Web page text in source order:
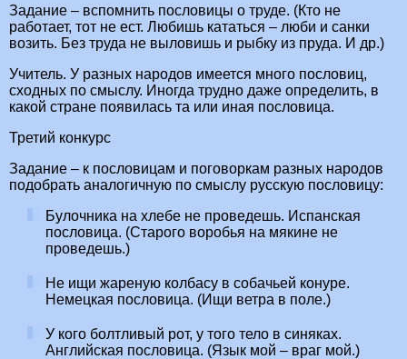
Задание – вспомнить пословицы о труде. (Кто не
работает, тот не ест. Любишь кататься – люби и санки
возить. Без труда не выловишь и рыбку из пруда. И др.)
Учитель. У разных народов имеется много пословиц,
сходных по смыслу. Иногда трудно даже определить, в
какой стране появилась та или иная пословица.
Третий конкурс
Задание – к пословицам и поговоркам разных народов
подобрать аналогичную по смыслу русскую пословицу:
Булочника на хлебе не проведешь. Испанская
пословица. (Старого воробья на мякине не
проведешь.)
Не ищи жареную колбасу в собачьей конуре.
Немецкая пословица. (Ищи ветра в поле.)
У кого болтливый рот, у того тело в синяках.
Английская пословица. (Язык мой – враг мой.)